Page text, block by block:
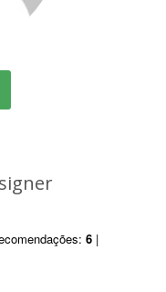
6 |